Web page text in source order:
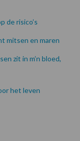
de risico’s
mitsen en maren
zit in m’n bloed,
het leven